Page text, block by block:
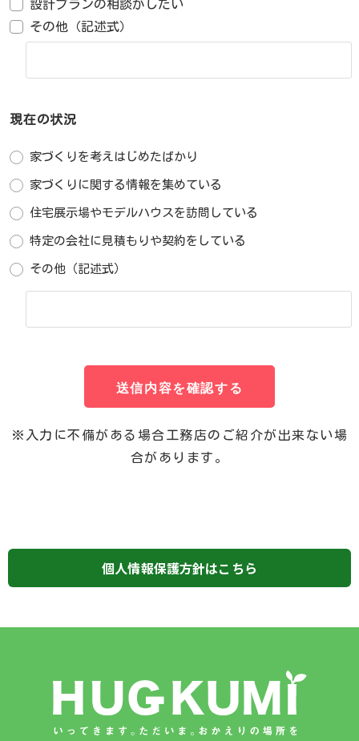
設計プランの相談がしたい
その他（記述式）
現在の状況
家づくりを考えはじめたばかり
家づくりに関する情報を集めている
住宅展示場やモデルハウスを訪問している
特定の会社に見積もりや契約をしている
その他（記述式）
送信内容を確認する
※入力に不備がある場合工務店のご紹介が出来ない場
合があります。
個人情報保護方針はこちら